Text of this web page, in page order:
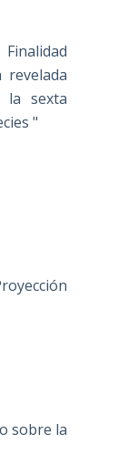
la sexta
"
sobre la